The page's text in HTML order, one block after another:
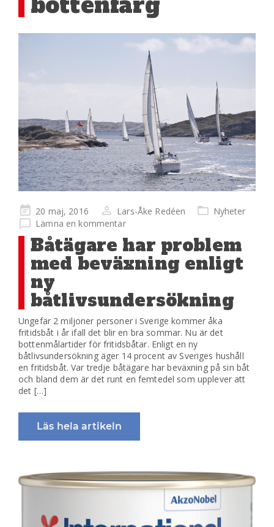
Publicerad
på
20 maj, 2016 Lars-Åke Redéen
Nyheter
Lämna en kommentar
Båtägare har problem
med beväxning enligt
ny
båtlivsundersökning
Ungefär 2 miljoner personer i Sverige kommer åka
fritidsbåt i år ifall det blir en bra sommar. Nu är det
bottenmålartider för fritidsbåtar. Enligt en ny
båtlivsundersökning äger 14 procent av Sveriges hushåll
en fritidsbåt. Var tredje båtägare har beväxning på sin båt
och bland dem är det runt en femtedel som upplever att
det […]
Läs hela artikeln